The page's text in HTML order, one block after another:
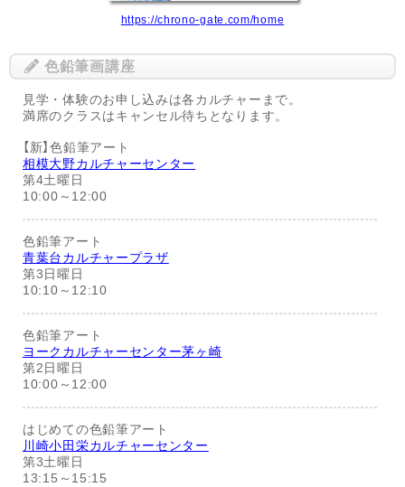
https://chrono-gate.com/home
色鉛筆画講座
見学・体験のお申し込みは各カルチャーまで。
満席のクラスはキャンセル待ちとなります。
【新】色鉛筆アート
相模大野カルチャーセンター
第4土曜日
10:00～12:00
色鉛筆アート
青葉台カルチャープラザ
第3日曜日
10:10～12:10
色鉛筆アート
ヨークカルチャーセンター茅ヶ崎
第2日曜日
10:00～12:00
はじめての色鉛筆アート
川崎小田栄カルチャーセンター
第3土曜日
13:15～15:15